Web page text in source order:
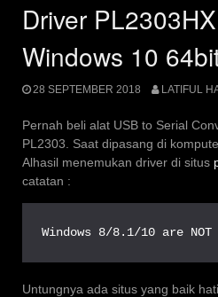
Driver
Windows 10
28 SEPTEMBER 2018 LATIFUL
Pernah beli alat USB to Serial
PL2303. Saat dipasang di
Alhasil menemukan driver di situs
catatan :
Windows 8/8.1/10 are
Untungnya ada situs yang baik